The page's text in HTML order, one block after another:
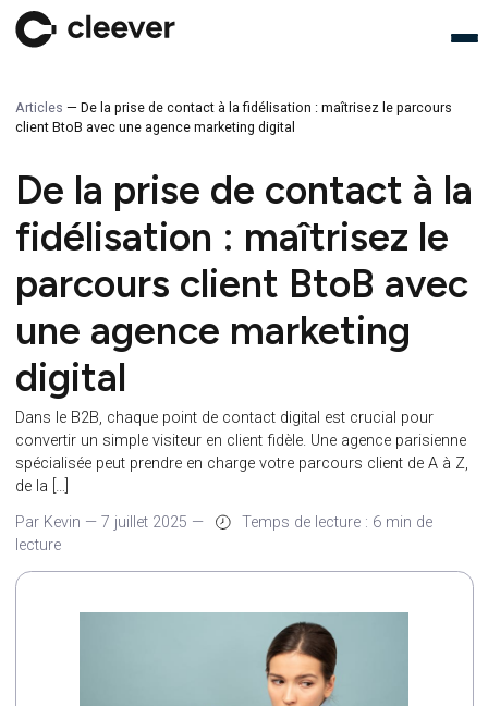
Articles —
De la prise de contact à la fidélisation : maîtrisez le
client BtoB avec une agence marketing digital
De la prise de contact
fidélisation : maîtrisez
parcours client BtoB
une agence marketing
digital
Dans le B2B, chaque point de contact digital est crucial pour
convertir un simple visiteur en client fidèle. Une agence
spécialisée peut prendre en charge votre parcours client de
de la […]
Par Kevin Temps de lecture : 6 min de